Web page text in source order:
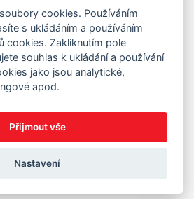
cookies. Používáním
s ukládáním a používáním
cookies. Zakliknutím pole
souhlas k ukládání a používání
jako jsou analytické,
apod.
Přijmout vše
Nastavení